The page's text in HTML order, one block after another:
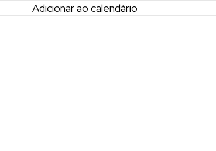
Adicionar ao calendário